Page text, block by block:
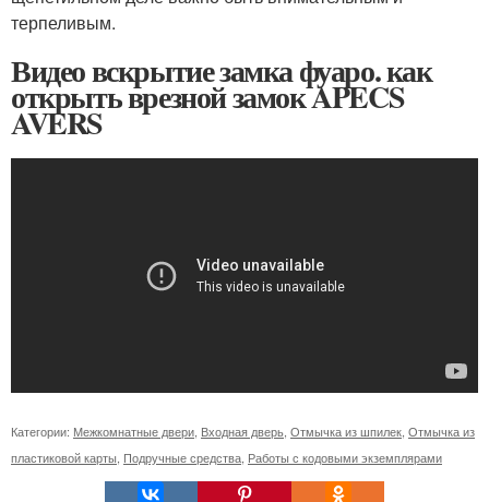
терпеливым.
Видео вскрытие замка фуаро. как
открыть врезной замок APECS
AVERS
Категории: Межкомнатные двери Входная дверь Отмычка из шпилек Отмычка из
пластиковой карты Подручные средства Работы с кодовыми экземплярами